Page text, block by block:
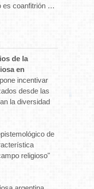
es coanfitrión …
de la
en
incentivar
desde las
la diversidad
de
religioso"